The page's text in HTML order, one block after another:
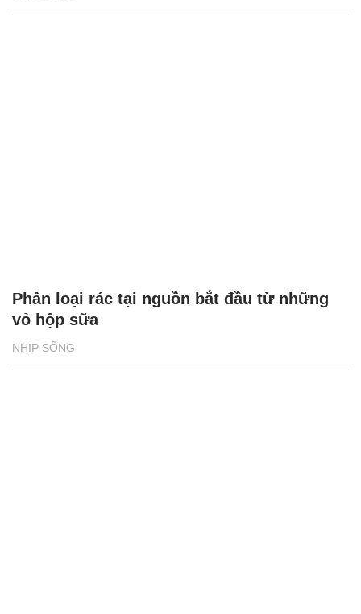
NHỊP SỐNG
Phân loại rác tại nguồn bắt đầu từ những
vỏ hộp sữa